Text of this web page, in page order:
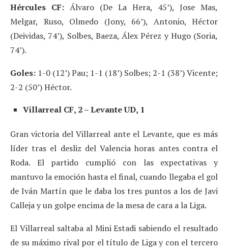
Hércules CF: Álvaro (De La Hera, 45’), Jose Mas,
Melgar, Ruso, Olmedo (Jony, 66’), Antonio, Héctor
(Deividas, 74’), Solbes, Baeza, Álex Pérez y Hugo (Soria,
74’).
Goles: 1-0 (12’) Pau; 1-1 (18’) Solbes; 2-1 (38’) Vicente;
2-2 (50’) Héctor.
Villarreal CF, 2 – Levante UD, 1
Gran victoria del Villarreal ante el Levante, que es más
líder tras el desliz del Valencia horas antes contra el
Roda. El partido cumplió con las expectativas y
mantuvo la emoción hasta el final, cuando llegaba el gol
de Iván Martín que le daba los tres puntos a los de Javi
Calleja y un golpe encima de la mesa de cara a la Liga.
El Villarreal saltaba al Mini Estadi sabiendo el resultado
de su máximo rival por el título de Liga y con el tercero